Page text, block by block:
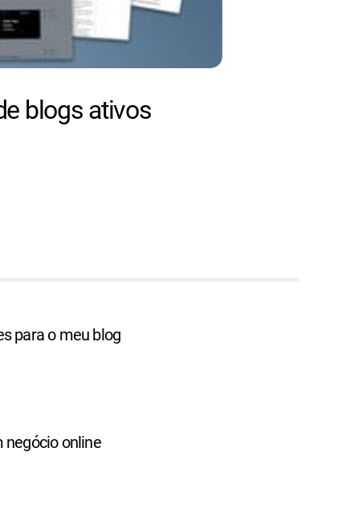
blogs ativos
para o meu blog
negócio online